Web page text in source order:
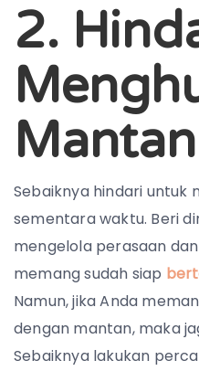
2.
Mantan
Sebaiknya hindari untuk
sementara waktu. Beri
mengelola perasaan
memang sudah siap
Namun, jika Anda
dengan mantan, maka
Sebaiknya lakukan